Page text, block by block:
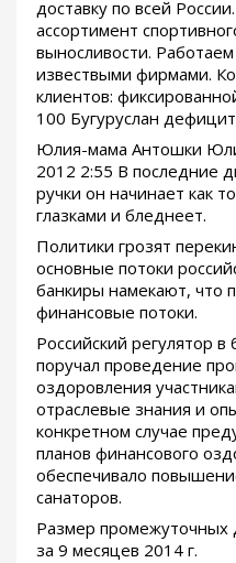
доставку по всей
ассортимент
выносливости.
извествыми фирмами.
клиентов:
100 Бугуруслан дефицит
Юлия-мама Антошки
2012 2:55 В последние
ручки он начинает как
глазками и бледнеет.
Политики грозят
основные потоки
банкиры намекают, что
финансовые потоки.
Российский регулятор
поручал проведение
оздоровления
отраслевые знания и
конкретном случае
планов финансового
обеспечивало
санаторов.
Размер
за 9 месяцев 2014 г.